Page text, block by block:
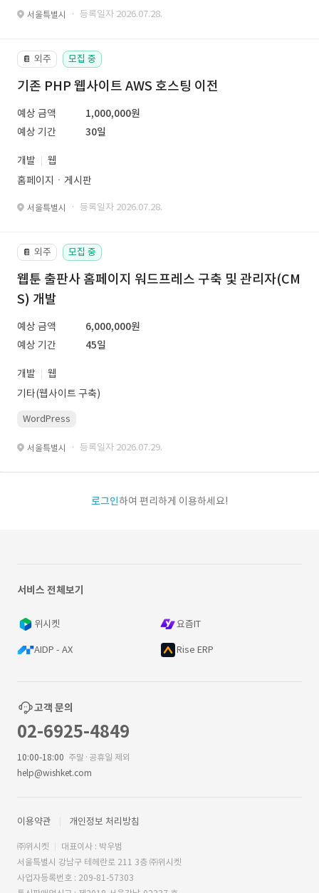
서울특별시 · 등록일자 2026.07.28.
📔 외주 모집 중
기존 PHP 웹사이트 AWS 호스팅 이전
예상 금액
1,000,000원
예상 기간
30일
개발
웹
홈페이지ㆍ게시판
서울특별시 · 등록일자 2026.07.28.
📔 외주 모집 중
웹툰 출판사 홈페이지 워드프레스 구축 및 관리자(CM
S) 개발
예상 금액
6,000,000원
예상 기간
45일
개발
웹
기타(웹사이트 구축)
WordPress
서울특별시 · 등록일자 2026.07.29.
로그인하여 편리하게 이용하세요!
서비스 전체보기
위시켓 요즘IT
AIDP - AX Rise ERP
고객 문의
02-6925-4849
10:00-18:00 주말·공휴일 제외
help@wishket.com
이용약관 개인정보 처리방침
㈜위시켓
대표이사 : 박우범
서울특별시 강남구 테헤란로 211 3층 ㈜위시켓
사업자등록번호 : 209-81-57303